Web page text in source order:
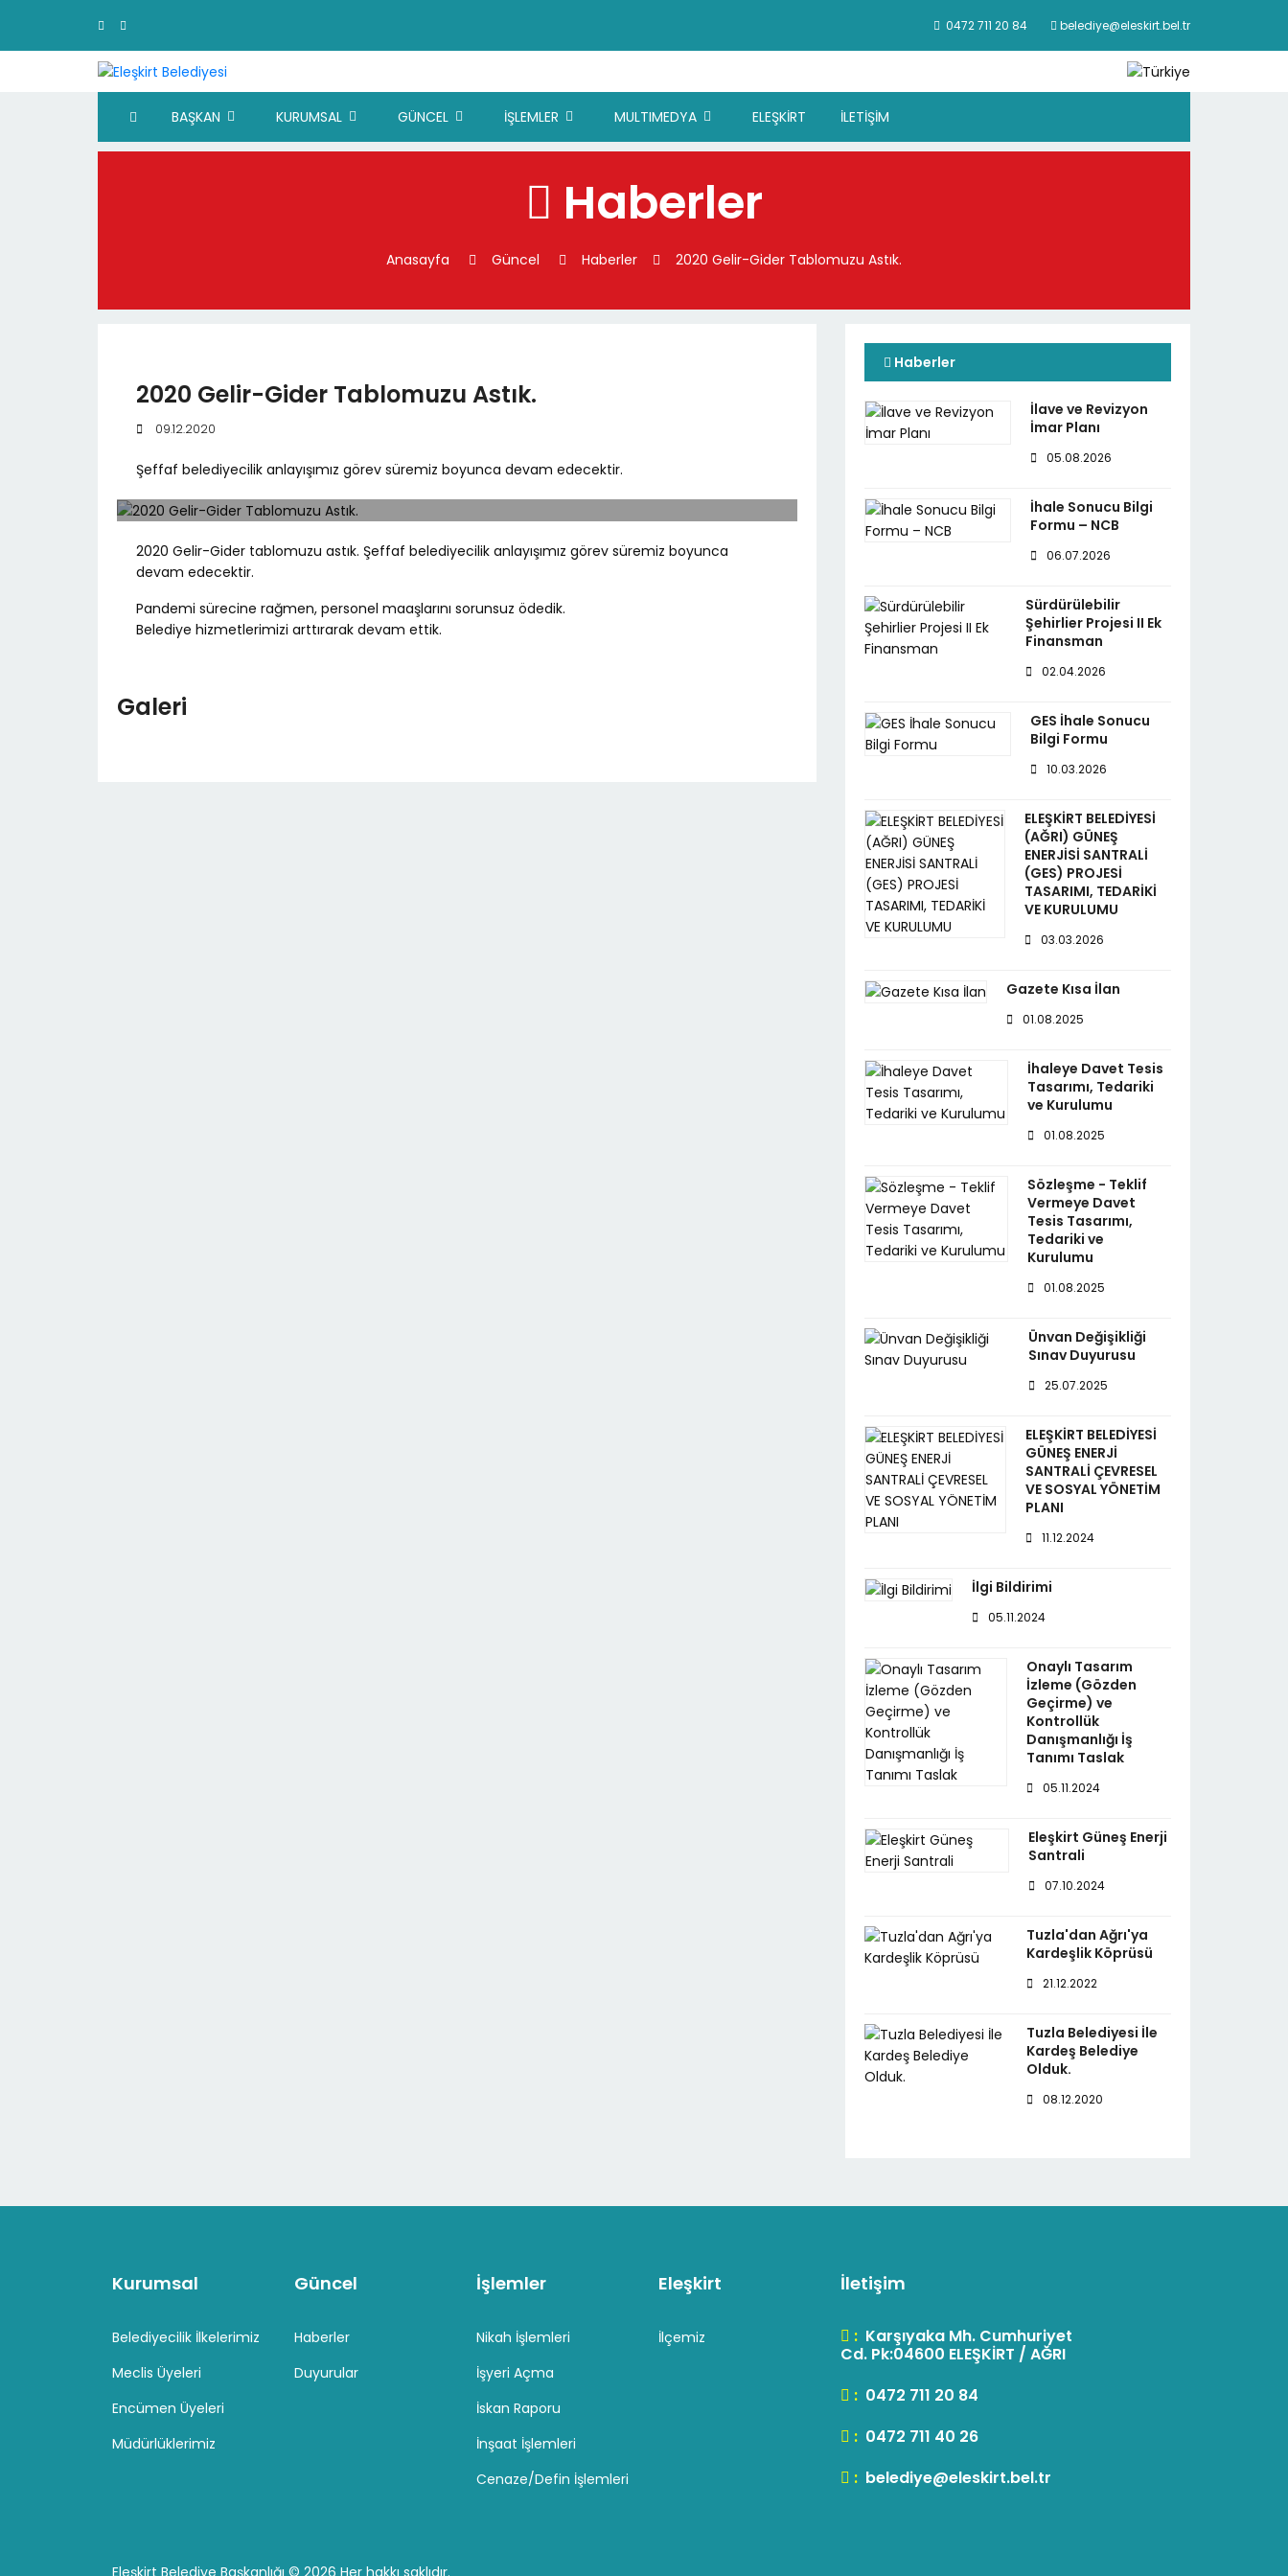
0472 711 20 84 belediye@eleskirt.bel.tr
BAŞKAN KURUMSAL GÜNCEL İŞLEMLER MULTIMEDYA ELEŞKİRT İLETİŞİM
Haberler
Anasayfa Güncel Haberler 2020 Gelir-Gider Tablomuzu Astık.
2020 Gelir-Gider Tablomuzu Astık.
09.12.2020
Şeffaf belediyecilik anlayışımız görev süremiz boyunca devam edecektir.
2020 Gelir-Gider tablomuzu astık. Şeffaf belediyecilik anlayışımız görev süremiz boyunca
devam edecektir.
Pandemi sürecine rağmen, personel maaşlarını sorunsuz ödedik.
Belediye hizmetlerimizi arttırarak devam ettik.
Galeri
Haberler
İlave ve Revizyon
İmar Planı
05.08.2026
İhale Sonucu Bilgi
Formu – NCB
06.07.2026
Sürdürülebilir
Şehirlier Projesi II Ek
Finansman
02.04.2026
GES İhale Sonucu
Bilgi Formu
10.03.2026
ELEŞKİRT BELEDİYESİ
(AĞRI) GÜNEŞ
ENERJİSİ SANTRALİ
(GES) PROJESİ
TASARIMI, TEDARİKİ
VE KURULUMU
03.03.2026
Gazete Kısa İlan
01.08.2025
İhaleye Davet Tesis
Tasarımı, Tedariki
ve Kurulumu
01.08.2025
Sözleşme - Teklif
Vermeye Davet
Tesis Tasarımı,
Tedariki ve
Kurulumu
01.08.2025
Ünvan Değişikliği
Sınav Duyurusu
25.07.2025
ELEŞKİRT BELEDİYESİ
GÜNEŞ ENERJİ
SANTRALİ ÇEVRESEL
VE SOSYAL YÖNETİM
PLANI
11.12.2024
İlgi Bildirimi
05.11.2024
Onaylı Tasarım
İzleme (Gözden
Geçirme) ve
Kontrollük
Danışmanlığı İş
Tanımı Taslak
05.11.2024
Eleşkirt Güneş Enerji
Santrali
07.10.2024
Tuzla'dan Ağrı'ya
Kardeşlik Köprüsü
21.12.2022
Tuzla Belediyesi İle
Kardeş Belediye
Olduk.
08.12.2020
Kurumsal
Belediyecilik İlkelerimiz
Meclis Üyeleri
Encümen Üyeleri
Müdürlüklerimiz
Güncel
Haberler
Duyurular
İşlemler
Nikah İşlemleri
İşyeri Açma
İskan Raporu
İnşaat İşlemleri
Cenaze/Defin İşlemleri
Eleşkirt
İlçemiz
İletişim
: Karşıyaka Mh. Cumhuriyet
Cd. Pk:04600 ELEŞKİRT / AĞRI
: 0472 711 20 84
: 0472 711 40 26
: belediye@eleskirt.bel.tr